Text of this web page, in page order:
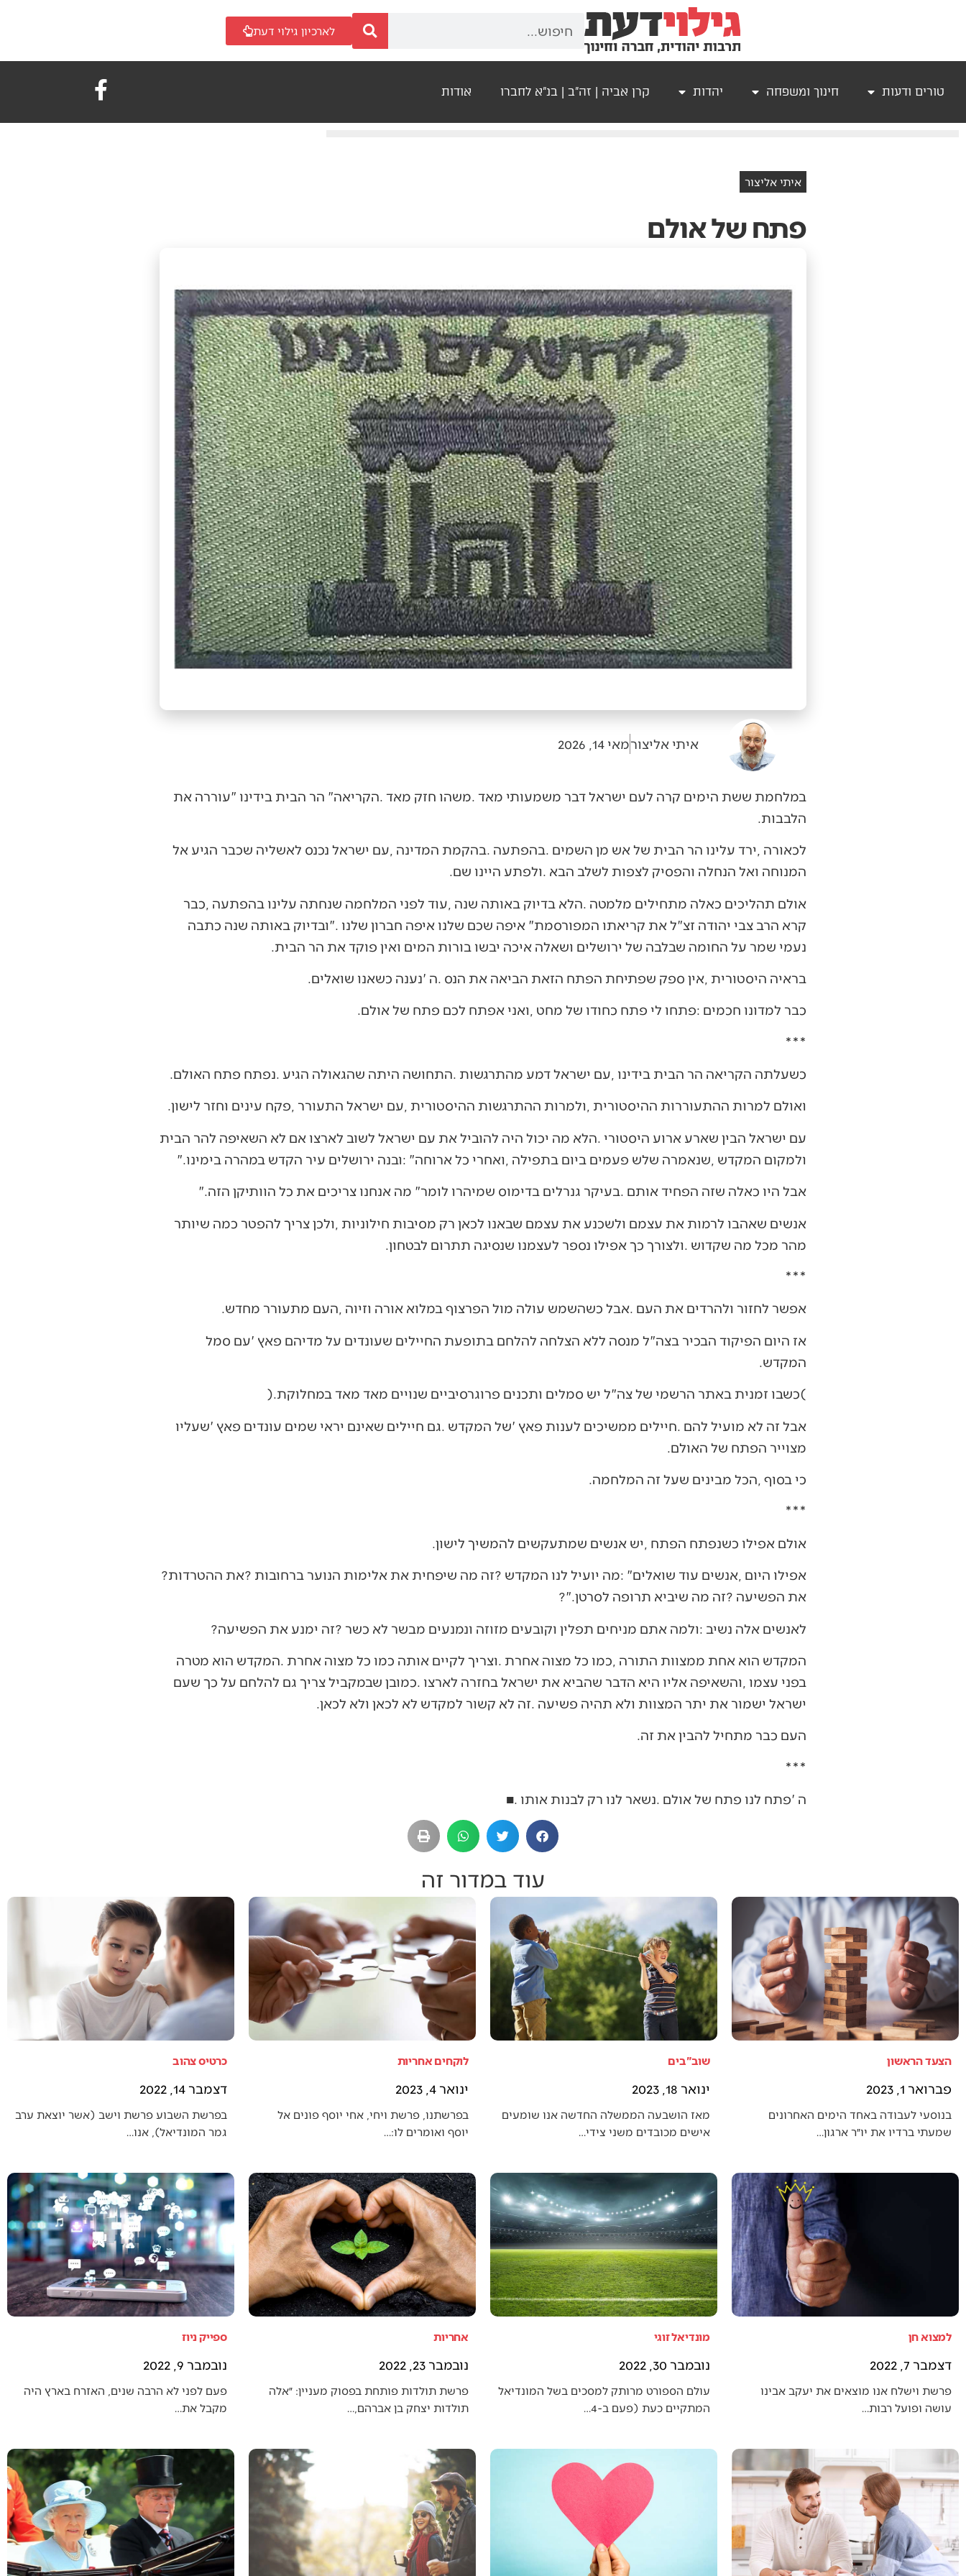
לארכיון גילוי דעת
טורים ודעות חינוך ומשפחה יהדות קרן אביה | זה"ב | בנ"א לחברו אודות
איתי אליצור
פתח של אולם
איתי אליצורמאי 14, 2026
‬הלבבות‭.‬
‬המנוחה‭ ‬ואל‭ ‬הנחלה‭ ‬והפסיק‭ ‬לצפות‭ ‬לשלב‭ ‬הבא‭. ‬ולפתע‭ ‬היינו‭ ‬שם‭.‬
‬נעמי‭ ‬שמר‭ ‬על‭ ‬החומה‭ ‬שבלבה‭ ‬של‭ ‬ירושלים‭ ‬ושאלה‭ ‬איכה‭ ‬יבשו‭ ‬בורות‭ ‬המים‭ ‬ואין‭ ‬פוקד‭ ‬את‭ ‬הר‭ ‬הבית‭.‬
בראיה‭ ‬היסטורית‭, ‬אין‭ ‬ספק‭ ‬שפתיחת‭ ‬הפתח‭ ‬הזאת‭ ‬הביאה‭ ‬את‭ ‬הנס‭. ‬ה‮'‬‭ ‬נענה‭ ‬כשאנו‭ ‬שואלים‭.‬
כבר‭ ‬למדונו‭ ‬חכמים‭: ‬פתחו‭ ‬לי‭ ‬פתח‭ ‬כחודו‭ ‬של‭ ‬מחט‭, ‬ואני‭ ‬אפתח‭ ‬לכם‭ ‬פתח‭ ‬של‭ ‬אולם‭.‬
***
כשעלתה‭ ‬הקריאה‭ ‬הר‭ ‬הבית‭ ‬בידינו‭, ‬עם‭ ‬ישראל‭ ‬דמע‭ ‬מהתרגשות‭. ‬התחושה‭ ‬היתה‭ ‬שהגאולה‭ ‬הגיע‭. ‬נפתח‭ ‬פתח‭ ‬האולם‭.‬
ואולם‭ ‬למרות‭ ‬ההתעוררות‭ ‬ההיסטורית‭, ‬ולמרות‭ ‬ההתרגשות‭ ‬ההיסטורית‭, ‬עם‭ ‬ישראל‭ ‬התעורר‭, ‬פקח‭ ‬עינים‭ ‬וחזר‭ ‬לישון‭.‬
‬ולמקום‭ ‬המקדש‭, ‬שנאמרה‭ ‬שלש‭ ‬פעמים‭ ‬ביום‭ ‬בתפילה‭, ‬ואחרי‭ ‬כל‭ ‬ארוחה‭: ‬‮"‬ובנה‭ ‬ירושלים‭ ‬עיר‭ ‬הקדש‭ ‬במהרה‭ ‬בימינו‮"‬‭.‬
אבל‭ ‬היו‭ ‬כאלה‭ ‬שזה‭ ‬הפחיד‭ ‬אותם‭. ‬בעיקר‭ ‬גנרלים‭ ‬בדימוס‭ ‬שמיהרו‭ ‬לומר‭ ‬‮"‬מה‭ ‬אנחנו‭ ‬צריכים‭ ‬את‭ ‬כל‭ ‬הוותיקן‭ ‬הזה‮"‬‭.‬
‬מהר‭ ‬מכל‭ ‬מה‭ ‬שקדוש‭. ‬ולצורך‭ ‬כך‭ ‬אפילו‭ ‬נספר‭ ‬לעצמנו‭ ‬שנסיגה‭ ‬תתרום‭ ‬לבטחון‭.‬
***
אפשר‭ ‬לחזור‭ ‬ולהרדים‭ ‬את‭ ‬העם‭. ‬אבל‭ ‬כשהשמש‭ ‬עולה‭ ‬מול‭ ‬הפרצוף‭ ‬במלוא‭ ‬אורה‭ ‬וזיוה‭, ‬העם‭ ‬מתעורר‭ ‬מחדש‭.‬
‬המקדש‭.‬
‭(‬כשבו‭ ‬זמנית‭ ‬באתר‭ ‬הרשמי‭ ‬של‭ ‬צה"ל‭ ‬יש‭ ‬סמלים‭ ‬ותכנים‭ ‬פרוגרסיביים‭ ‬שנויים‭ ‬מאד‭ ‬מאד‭ ‬במחלוקת‭).‬
‬מצוייר‭ ‬הפתח‭ ‬של‭ ‬האולם‭.‬
כי‭ ‬בסוף‭, ‬הכל‭ ‬מבינים‭ ‬שעל‭ ‬זה‭ ‬המלחמה‭.‬
***
אולם‭ ‬אפילו‭ ‬כשנפתח‭ ‬הפתח‭, ‬יש‭ ‬אנשים‭ ‬שמתעקשים‭ ‬להמשיך‭ ‬לישון‭.‬
אפילו‭ ‬היום‭, ‬אנשים‭ ‬עוד‭ ‬שואלים‭: ‬‮"‬מה‭ ‬יועיל‭ ‬לנו‭ ‬המקדש‭? ‬זה‭ ‬מה‭ ‬שיפחית‭ ‬את‭ ‬אלימות‭ ‬הנוער‭ ‬ברחובות‭? ‬את‭ ‬ההטרדות‭?
‬את‭ ‬הפשיעה‭? ‬זה‭ ‬מה‭ ‬שיביא‭ ‬תרופה‭ ‬לסרטן‭?‬‮"‬‭.‬
לאנשים‭ ‬אלה‭ ‬נשיב‭: ‬ולמה‭ ‬אתם‭ ‬מניחים‭ ‬תפלין‭ ‬וקובעים‭ ‬מזוזה‭ ‬ונמנעים‭ ‬מבשר‭ ‬לא‭ ‬כשר‭? ‬זה‭ ‬ימנע‭ ‬את‭ ‬הפשיעה‭?‬
‬ישראל‭ ‬ישמור‭ ‬את‭ ‬יתר‭ ‬המצוות‭ ‬ולא‭ ‬תהיה‭ ‬פשיעה‭. ‬זה‭ ‬לא‭ ‬קשור‭ ‬למקדש‭ ‬לא‭ ‬לכאן‭ ‬ולא‭ ‬לכאן‭.‬
העם‭ ‬כבר‭ ‬מתחיל‭ ‬להבין‭ ‬את‭ ‬זה‭.‬
***
ה‮'‬‭ ‬פתח‭ ‬לנו‭ ‬פתח‭ ‬של‭ ‬אולם‭. ‬נשאר‭ ‬לנו‭ ‬רק‭ ‬לבנות‭ ‬אותו‭. ‬■
עוד במדור זה
הצעד הראשון
פברואר 1, 2023
בנוסעי לעבודה באחד הימים האחרונים
שמעתי ברדיו את יו״ר ארגון…
שוב"בים
ינואר 18, 2023
מאז הושבעה הממשלה החדשה אנו שומעים
אישים מכובדים משני צידי…
לוקחים אחריות
ינואר 4, 2023
בפרשתנו, פרשת ויחי, אחי יוסף פונים אל
יוסף ואומרים לו:…
כרטיס צהוב
דצמבר 14, 2022
בפרשת השבוע פרשת וישב (אשר יוצאת ערב
גמר המונדיאל), אנו…
למצוא חן
דצמבר 7, 2022
פרשת וישלח אנו מוצאים את יעקב אבינו
עושה ופועל רבות…
מונדיאל זוגי
נובמבר 30, 2022
עולם הספורט מרותק למסכים בשל המונדיאל
המתקיים כעת (פעם ב-4…
אחריות
נובמבר 23, 2022
פרשת תולדות פותחת בפסוק מעניין: ״אלה
תולדות יצחק בן אברהם,…
ספייק ניוז
נובמבר 9, 2022
פעם לפני לא הרבה שנים, האזרח בארץ היה
מקבל את…